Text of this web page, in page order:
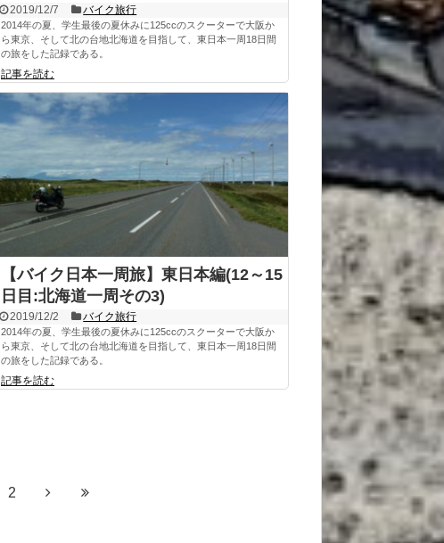
2019/12/7 バイク旅行
2014年の夏、学生最後の夏休みに125ccのスクーターで大阪か
ら東京、そして北の台地北海道を目指して、東日本一周18日間
の旅をした記録である。
記事を読む
【バイク日本一周旅】東日本編(12～15
日目:北海道一周その3)
2019/12/2 バイク旅行
2014年の夏、学生最後の夏休みに125ccのスクーターで大阪か
ら東京、そして北の台地北海道を目指して、東日本一周18日間
の旅をした記録である。
記事を読む
2